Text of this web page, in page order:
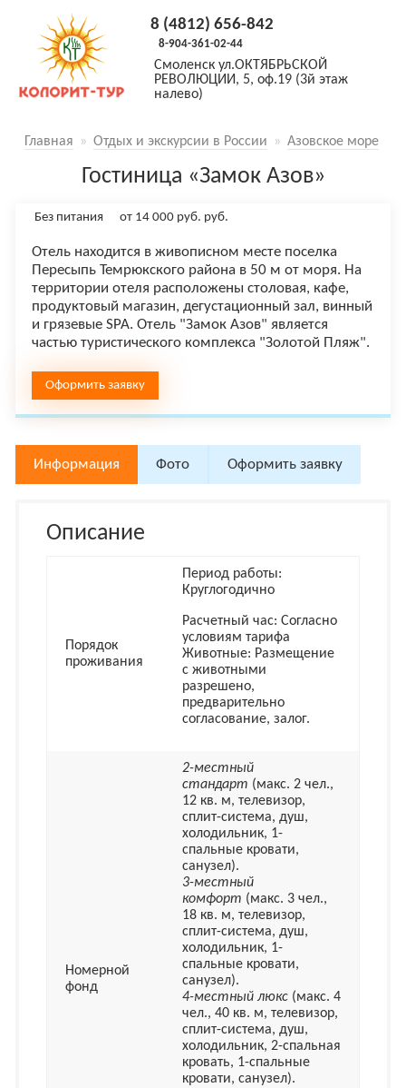
Смоленскул.ОКТЯБРЬСКОЙ
РЕВОЛЮЦИИ, 5, оф.19 (3й этаж
налево)
8 (4812) 656-842
8-904-361-02-44
Главная » Отдых и экскурсии в России » Азовское море
Гостиница «Замок Азов»
Без питания от 14 000 руб. руб.
Отель находится в живописном месте поселка
Пересыпь Темрюкского района в 50 м от моря. На
территории отеля расположены столовая, кафе,
продуктовый магазин, дегустационный зал, винный
и грязевые SPA. Отель "Замок Азов" является
частью туристического комплекса "Золотой Пляж".
Оформить заявку
Информация Фото Оформить заявку
Описание
Порядок
проживания
Период работы:
Круглогодично
Расчетный час: Согласно
условиям тарифа
Животные: Размещение
с животными
разрешено,
предварительно
согласование, залог.
Номерной
фонд
2-местный
стандарт (макс. 2 чел.,
12 кв. м, телевизор,
сплит-система, душ,
холодильник, 1-
спальные кровати,
санузел).
3-местный
комфорт (макс. 3 чел.,
18 кв. м, телевизор,
сплит-система, душ,
холодильник, 1-
спальные кровати,
санузел).
4-местный люкс (макс. 4
чел., 40 кв. м, телевизор,
сплит-система, душ,
холодильник, 2-спальная
кровать, 1-спальные
кровати, санузел).